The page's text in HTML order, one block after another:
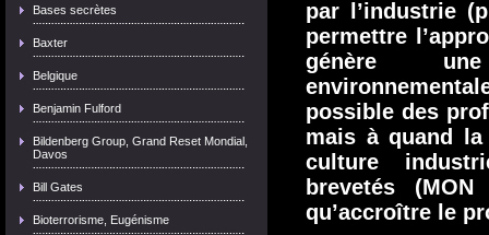
Bases secrètes
Baxter
Belgique
Benjamin Fulford
Bildenberg Group, Grand Reset Mondial,
Davos
Bill Gates
Bioterrorisme, Eugénisme
par l’industrie
permettre
génère
possible des
mais à quand
culture
brevetés
qu’accroître le